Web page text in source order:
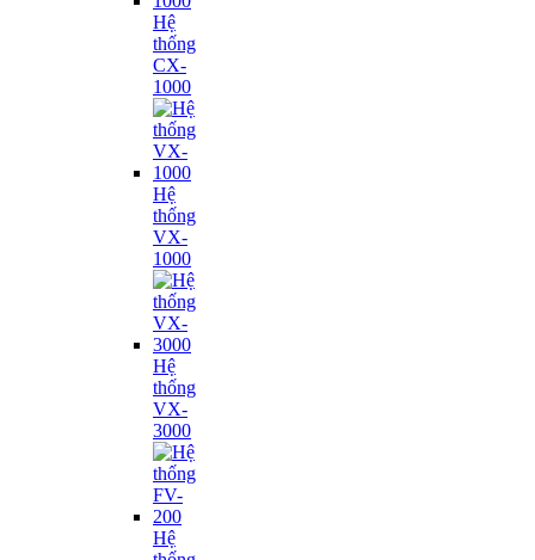
Hệ
thống
CX-
1000
Hệ
thống
VX-
1000
Hệ
thống
VX-
3000
Hệ